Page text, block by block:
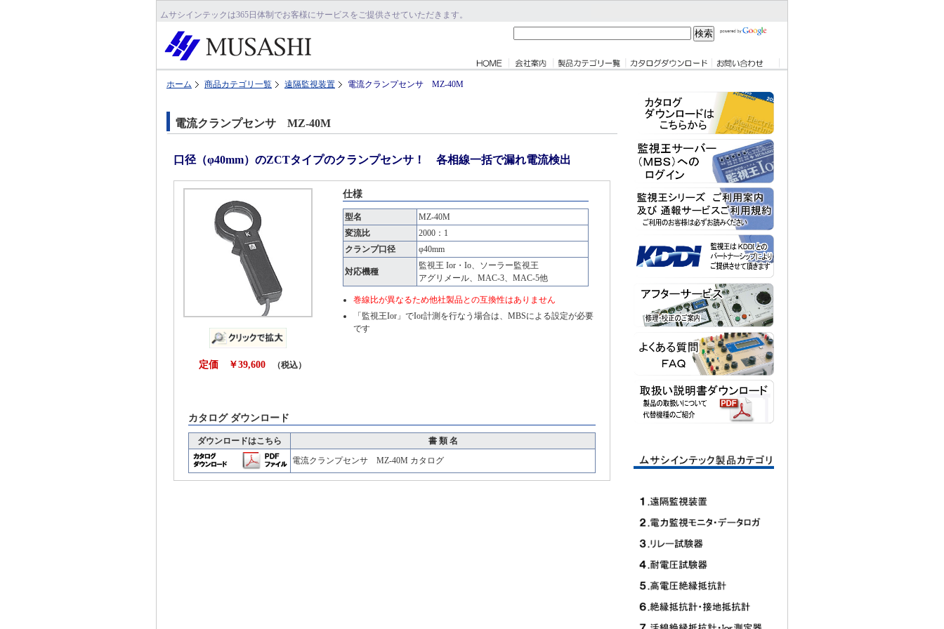
ムサシインテックは365日体制でお客様にサービスをご提供させていただきます。
ホーム 商品カテゴリ一覧 遠隔監視装置 電流クランプセンサ MZ-40M
電流クランプセンサ MZ-40M
口径（φ40mm）のZCTタイプのクランプセンサ！ 各相線一括で漏れ電流検出
定価 ￥39,600 （税込）
仕様
型名
MZ-40M
変流比
2000：1
クランプ口径
φ40mm
対応機種
監視王 Ior・Io、ソーラー監視王
アグリメール、MAC-3、MAC-5他
巻線比が異なるため他社製品との互換性はありません
「監視王Ior」でIor計測を行なう場合は、MBSによる設定が必要
です
カタログ ダウンロード
ダウンロードはこちら
書 類 名
電流クランプセンサ MZ-40M カタログ